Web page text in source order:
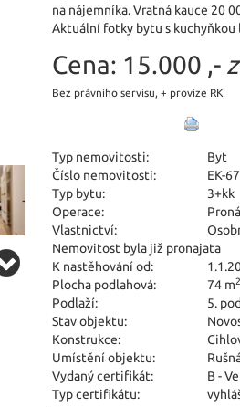
na nájemníka. Vratná kauce 20
Aktuální fotky bytu s kuchyňkou
Cena: 15.000 ,-
Bez právního servisu, + provize RK
Typ nemovitosti:
Byt
Číslo nemovitosti:
EK-
Typ bytu:
3+kk
Operace:
Vlastnictví:
Nemovitost byla již pronajata
K nastěhování od:
Plocha podlahová:
74 m2
Podlaží:
5.
Stav objektu:
Konstrukce:
Umístění objektu:
Vydaný certifikát:
B -
Typ certifikátu: